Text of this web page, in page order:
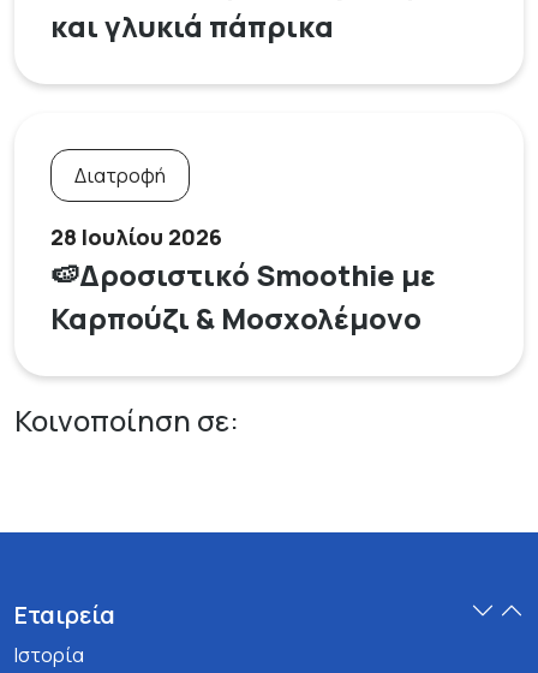
και γλυκιά πάπρικα
Διατροφή
28 Ιουλίου 2026
🍉Δροσιστικό Smoothie με
Καρπούζι & Μοσχολέμονο
Κοινοποίηση σε:
Εταιρεία
Ιστορία